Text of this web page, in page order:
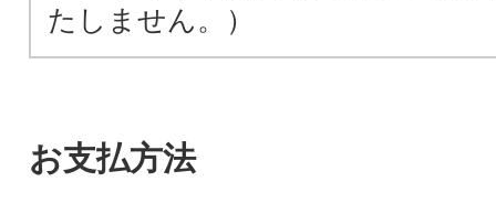
たしません。）
お支払方法